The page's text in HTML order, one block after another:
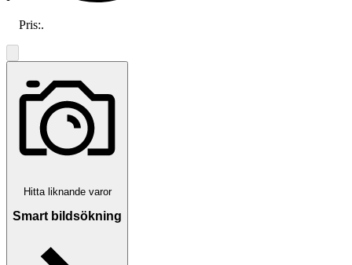
Pris:.
Hitta liknande varor
Smart bildsökning